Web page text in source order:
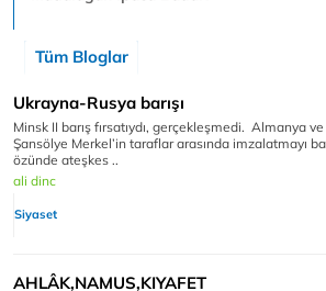
Tüm Bloglar
Ukrayna-Rusya barışı
Minsk II barış fırsatıydı, gerçekleşmedi. Almanya
Şansölye Merkel’in taraflar arasında imzalatmayı
özünde ateşkes ..
ali dinc
Siyaset
AHLÂK,NAMUS,KIYAFET